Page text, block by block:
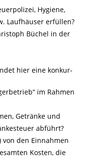
Hygiene,
Laufhäuser erfüllen?
Büchel in der
hier eine konkur-
im Rahmen
Getränke und
abführt?
von den Einnahmen
Kosten, die